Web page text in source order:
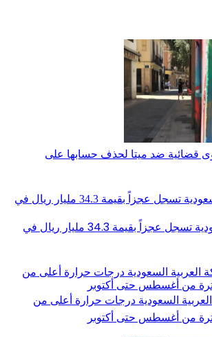
قضائية ضد ميتا لحذف حسابها على
الميزانية السعودية تسجل عجزاً بقيمة 34.3 مليار ريال في
العربية السعودية درجات حرارة أعلى من
من أغسطس حتى أكتوبر